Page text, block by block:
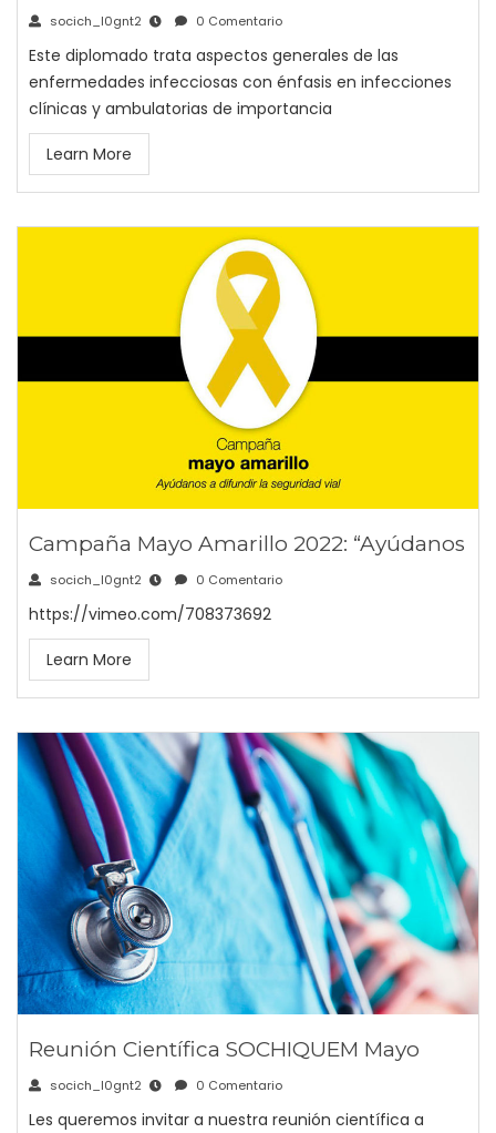
socich_l0gnt2 0 Comentario
Este diplomado trata aspectos generales de las
enfermedades infecciosas con énfasis en infecciones
clínicas y ambulatorias de importancia
Learn More
Campaña Mayo Amarillo 2022: “Ayúdanos
socich_l0gnt2 0 Comentario
https://vimeo.com/708373692
Learn More
Reunión Científica SOCHIQUEM Mayo
socich_l0gnt2 0 Comentario
Les queremos invitar a nuestra reunión científica a